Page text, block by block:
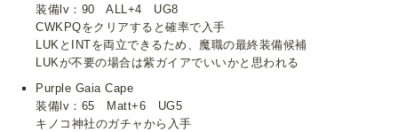
装備lv：90 ALL+4 UG8
CWKPQをクリアすると確率で入手
LUKとINTを両立できるため、魔職の最終装備候補
LUKが不要の場合は紫ガイアでいいかと思われる
Purple Gaia Cape
装備lv：65 Matt+6 UG5
キノコ神社のガチャから入手